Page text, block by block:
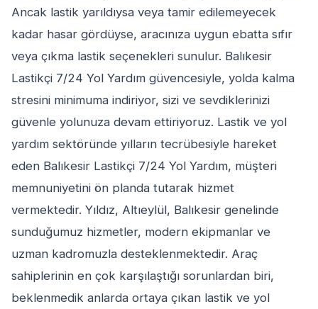
Ancak lastik yarıldıysa veya tamir edilemeyecek
kadar hasar gördüyse, aracınıza uygun ebatta sıfır
veya çıkma lastik seçenekleri sunulur. Balıkesir
Lastikçi 7/24 Yol Yardım güvencesiyle, yolda kalma
stresini minimuma indiriyor, sizi ve sevdiklerinizi
güvenle yolunuza devam ettiriyoruz. Lastik ve yol
yardım sektöründe yılların tecrübesiyle hareket
eden Balıkesir Lastikçi 7/24 Yol Yardım, müşteri
memnuniyetini ön planda tutarak hizmet
vermektedir. Yıldız, Altıeylül, Balıkesir genelinde
sunduğumuz hizmetler, modern ekipmanlar ve
uzman kadromuzla desteklenmektedir. Araç
sahiplerinin en çok karşılaştığı sorunlardan biri,
beklenmedik anlarda ortaya çıkan lastik ve yol